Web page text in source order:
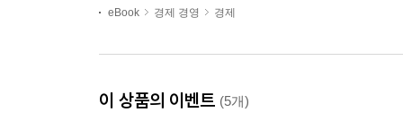
eBook 경제 경영 경제
이 상품의 이벤트 (5개)